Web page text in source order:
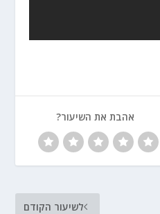
אהבת את השיעור?
לשיעור הקודם